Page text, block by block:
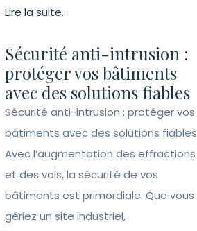
Lire la suite...
Sécurité anti-intrusion :
protéger vos bâtiments
avec des solutions fiables
Sécurité anti-intrusion : protéger vos
bâtiments avec des solutions fiables
Avec l’augmentation des effractions
et des vols, la sécurité de vos
bâtiments est primordiale. Que vous
gériez un site industriel,